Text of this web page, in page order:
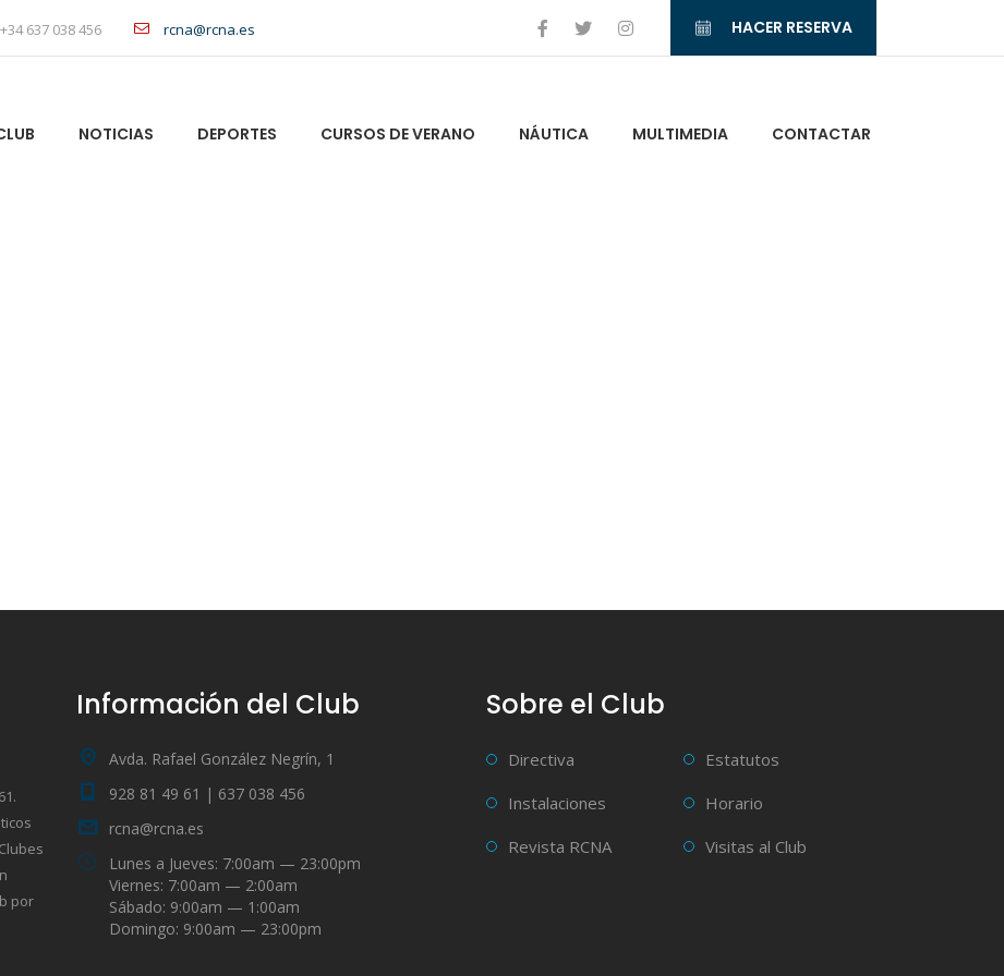
+34 637 038 456 rcna@rcna.es HACER RESERVA
NOTICIAS DEPORTES CURSOS DE VERANO NÁUTICA MULTIMEDIA CONTACTAR
por
Información del Club
Avda. Rafael González Negrín, 1
928 81 49 61 | 637 038 456
rcna@rcna.es
Lunes a Jueves: 7:00am — 23:00pm
Viernes: 7:00am — 2:00am
Sábado: 9:00am — 1:00am
Domingo: 9:00am — 23:00pm
Sobre el Club
Directiva
Estatutos
Instalaciones
Horario
Revista RCNA
Visitas al Club